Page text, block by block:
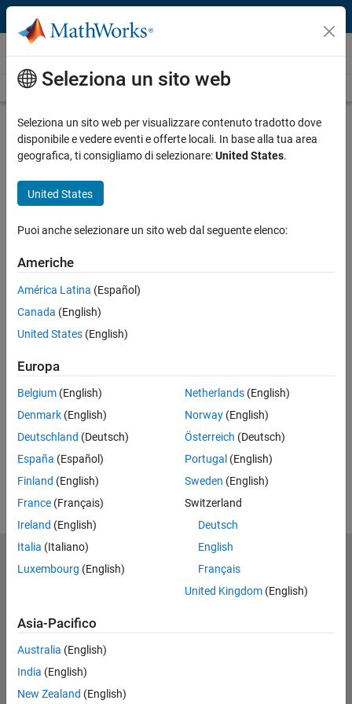
Vai al contenuto
Video
Videos Home Search
Play
Description
EE Journal Chalk Talk: Simulation-
Based Tuning of Power Electronics
Controllers
Published: 1 Jul 2018
Related Resources
Feedback
UP NEXT
RELATED VIDEOS
Seleziona un sito web
Seleziona un sito web per visualizzare contenuto tradotto dove
disponibile e vedere eventi e offerte locali. In base alla tua area
geografica, ti consigliamo di selezionare:United States.
United States
Puoi anche selezionare un sito web dal seguente elenco:
Americhe
América Latina (Español)
Canada (English)
United States (English)
Europa
Belgium (English)
Denmark (English)
Deutschland (Deutsch)
España (Español)
Finland (English)
France (Français)
Ireland (English)
Italia (Italiano)
Luxembourg (English)
Netherlands(English)
Norway(English)
Österreich (Deutsch)
Portugal (English)
Sweden (English)
Switzerland
Deutsch
English
Français
United Kingdom(English)
Asia-Pacifico
Australia (English)
India (English)
New Zealand (English)
MathWorks
Accelerating the pace of engineering and science
Prova o Acquista
Scopri i nostri prodotti